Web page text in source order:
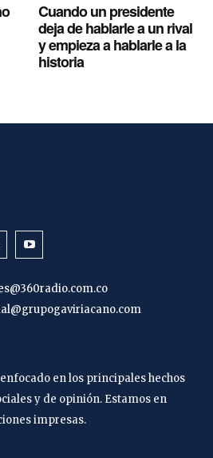
Cuando un presidente
deja de hablarle a un rival
y empieza a hablarle a la
historia
en los principales hechos
y de opinión. Estamos en
impresas.